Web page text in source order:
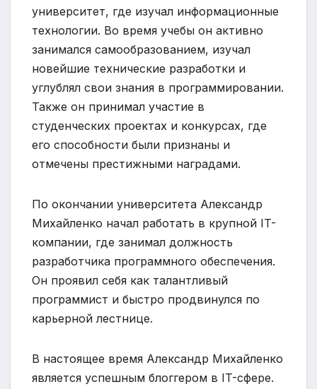
университет, где изучал информационные
технологии. Во время учебы он активно
занимался самообразованием, изучал
новейшие технические разработки и
углублял свои знания в программировании.
Также он принимал участие в
студенческих проектах и конкурсах, где
его способности были признаны и
отмечены престижными наградами.
По окончании университета Александр
Михайленко начал работать в крупной IT-
компании, где занимал должность
разработчика программного обеспечения.
Он проявил себя как талантливый
программист и быстро продвинулся по
карьерной лестнице.
В настоящее время Александр Михайленко
является успешным блоггером в IT-сфере.